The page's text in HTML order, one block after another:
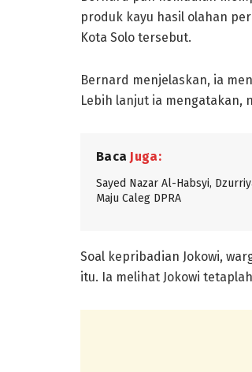
produk kayu hasil olahan
Kota Solo tersebut.
Bernard menjelaskan, ia
Lebih lanjut ia mengatakan,
Baca Juga:
Sayed Nazar Al-Habsyi,
Maju Caleg DPRA
Soal kepribadian Jokowi,
itu. Ia melihat Jokowi